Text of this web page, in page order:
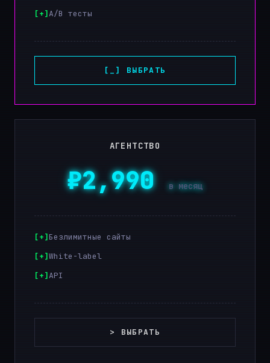
A/B тесты
[_] ВЫБРАТЬ
АГЕНТСТВО
₽2,990в месяц
Безлимитные сайты
White-label
API
> ВЫБРАТЬ